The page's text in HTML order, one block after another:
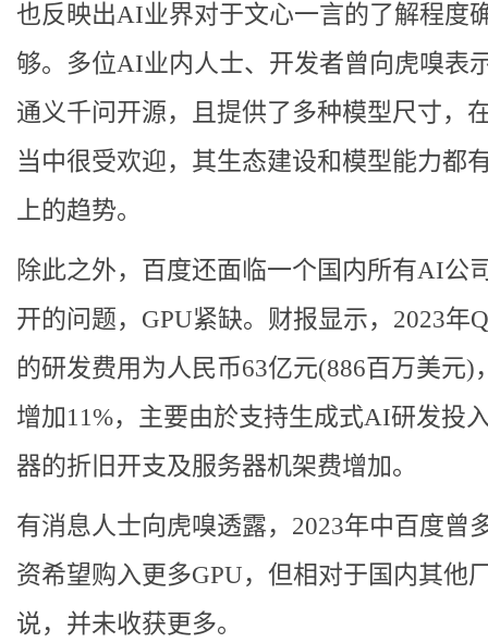
也反映出AI业界对于文心一言的了解程度
够。多位AI业内人士、开发者曾向虎嗅表
通义千问开源，且提供了多种模型尺寸，
当中很受欢迎，其生态建设和模型能力都
上的趋势。
除此之外，百度还面临一个国内所有AI公
开的问题，GPU紧缺。财报显示，2023年
的研发费用为人民币63亿元(886百万美元)
增加11%，主要由於支持生成式AI研发投
器的折旧开支及服务器机架费增加。
有消息人士向虎嗅透露，2023年中百度曾
资希望购入更多GPU，但相对于国内其他
说，并未收获更多。